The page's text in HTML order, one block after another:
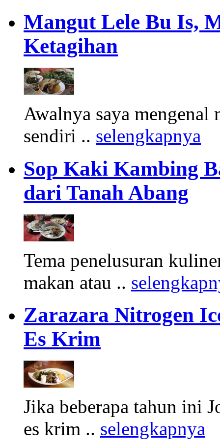
Mangut Lele Bu Is,
Ketagihan
Awalnya saya mengenal
sendiri .. selengkapnya
Sop Kaki Kambing
dari Tanah Abang
Tema penelusuran
makan atau ..
Zarazara Nitrogen
Es Krim
Jika beberapa tahun ini
es krim .. selengkapnya